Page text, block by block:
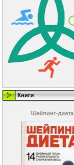
Книги
Шейпинг-диета